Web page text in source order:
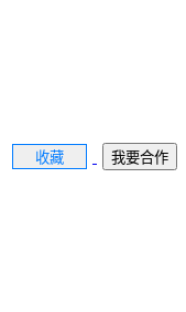
收藏 我要合作